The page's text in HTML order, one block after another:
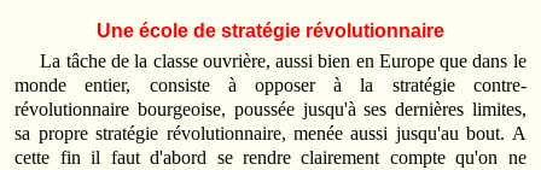
Une école de stratégie révolutionnaire
La tâche de la classe ouvrière, aussi bien en Europe que dans le
monde entier, consiste à opposer à la stratégie contre-
révolutionnaire bourgeoise, poussée jusqu'à ses dernières limites,
sa propre stratégie révolutionnaire, menée aussi jusqu'au bout. A
cette fin il faut d'abord se rendre clairement compte qu'on ne